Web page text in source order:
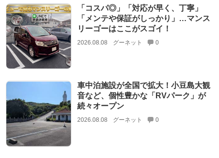
「コスパ◎」「対応が早く、丁寧」
「メンテや保証がしっかり」…マンス
リーゴーはここがスゴイ！
2026.08.08 グーネット 0
車中泊施設が全国で拡大！小豆島大観
音など、個性豊かな「RVパーク」が
続々オープン
2026.08.08 グーネット 0